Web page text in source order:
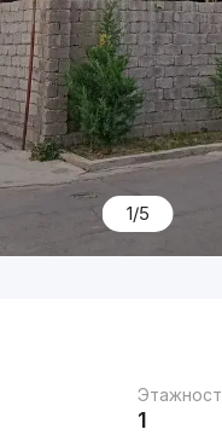
1/5
1